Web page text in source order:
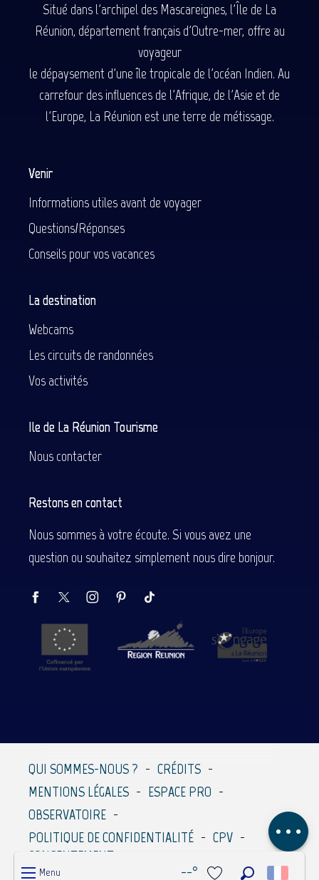
Menu --°
Situé dans l'archipel des Mascareignes, l'Île de La
Réunion, département français d'Outre-mer, offre au
voyageur
le dépaysement d'une île tropicale de l'océan Indien. Au
carrefour des influences de l'Afrique, de l'Asie et de
l'Europe, La Réunion est une terre de métissage.
Venir
Informations utiles avant de voyager
Questions/Réponses
Conseils pour vos vacances
La destination
Webcams
Les circuits de randonnées
Vos activités
Ile de La Réunion Tourisme
Nous contacter
Restons en contact
Nous sommes à votre écoute. Si vous avez une
question ou souhaitez simplement nous dire bonjour.
QUI SOMMES-NOUS ?
CRÉDITS
MENTIONS LÉGALES
ESPACE PRO
OBSERVATOIRE
POLITIQUE DE CONFIDENTIALITÉ
CPV
CONSENTEMENT